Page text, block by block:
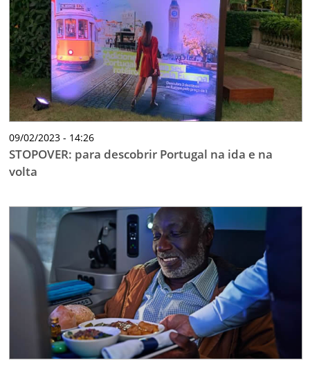
09/02/2023 - 14:26
STOPOVER: para descobrir Portugal na ida e na
volta